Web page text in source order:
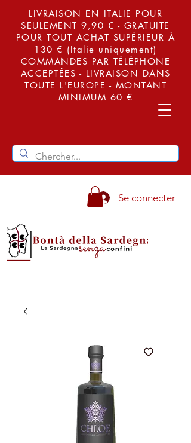
LIVRAISON EN ITALIE POUR
SEULEMENT 9,90 € - GRATUITE
POUR TOUT ACHAT SUPÉRIEUR À
130 € (Italie uniquement)
COMMANDES PAR TÉLÉPHONE
ACCEPTÉES - LIVRAISON DANS
TOUTE L'EUROPE - MONTANT
MINIMUM 60 €
Se connecter